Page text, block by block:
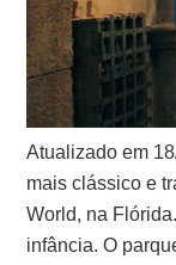
Atualizado em
mais clássico e
World, na
infância. O